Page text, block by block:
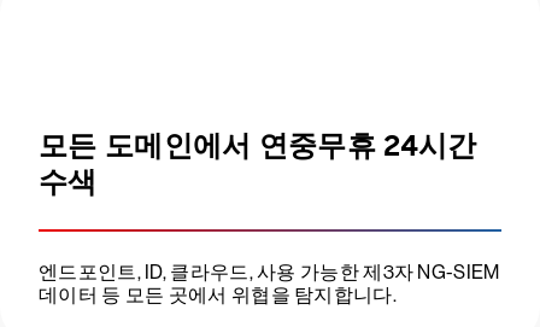
모든 도메인에서 연중무휴 24시간
수색
엔드포인트, ID, 클라우드, 사용 가능한 제3자 NG-SIEM
데이터 등 모든 곳에서 위협을 탐지합니다.